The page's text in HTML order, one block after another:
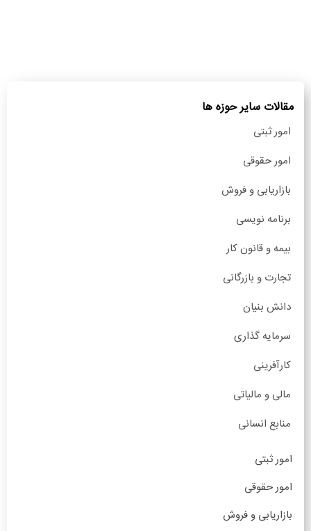
مقالات سایر حوزه ها
امور ثبتی
امور حقوقی
بازاریابی و فروش
برنامه نویسی
بیمه و قانون کار
تجارت و بازرگانی
دانش بنیان
سرمایه گذاری
کارآفرینی
مالی و مالیاتی
منابع انسانی
امور ثبتی
امور حقوقی
بازاریابی و فروش